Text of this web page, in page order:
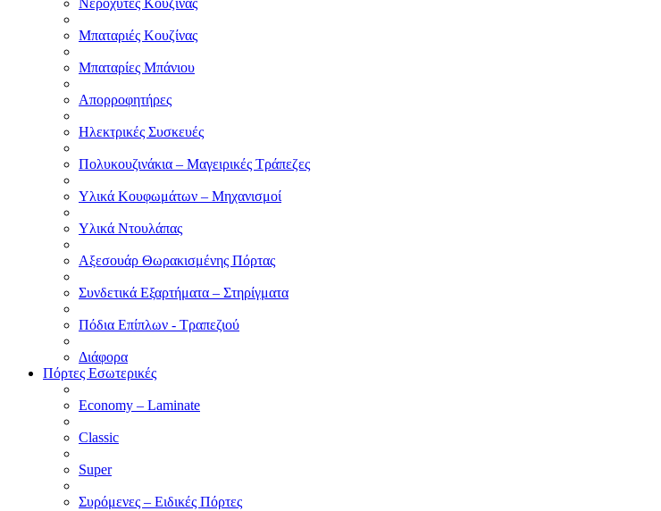
Νεροχύτες Κουζίνας
Μπαταριές Κουζίνας
Μπαταρίες Μπάνιου
Απορροφητήρες
Ηλεκτρικές Συσκευές
Πολυκουζινάκια – Μαγειρικές Τράπεζες
Υλικά Κουφωμάτων – Μηχανισμοί
Υλικά Ντουλάπας
Αξεσουάρ Θωρακισμένης Πόρτας
Συνδετικά Εξαρτήματα – Στηρίγματα
Πόδια Επίπλων - Τραπεζιού
Διάφορα
Πόρτες Εσωτερικές
Economy – Laminate
Classic
Super
Συρόμενες – Ειδικές Πόρτες